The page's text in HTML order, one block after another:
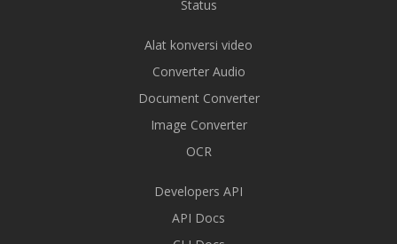
Status
Alat konversi video
Converter Audio
Document Converter
Image Converter
OCR
Developers API
API Docs